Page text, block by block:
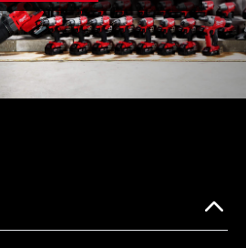
8.27
低流量可调节式喷嘴​